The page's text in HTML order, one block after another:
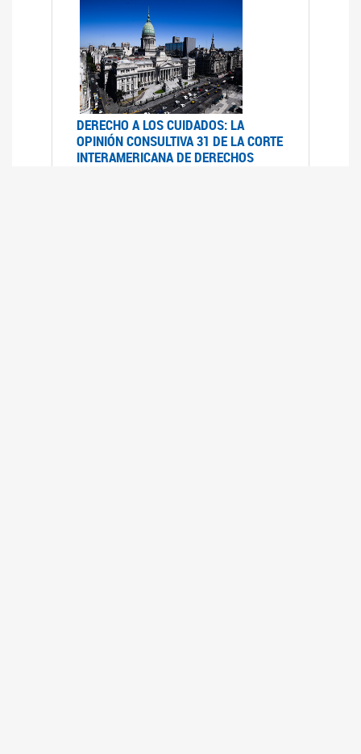
DERECHO A LOS CUIDADOS: LA
OPINIÓN CONSULTIVA 31 DE LA CORTE
INTERAMERICANA DE DERECHOS